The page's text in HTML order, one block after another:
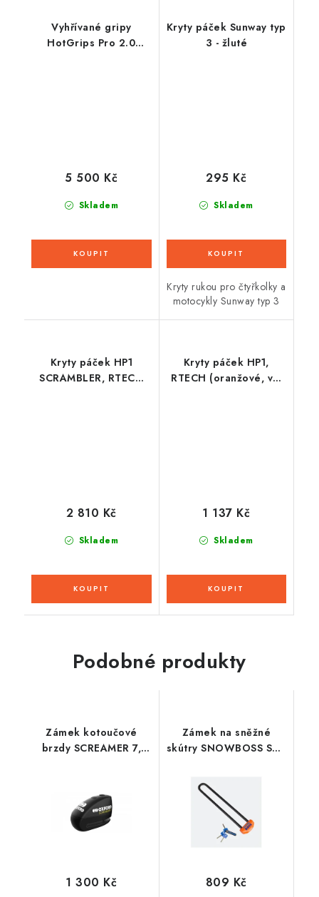
Vyhřívané gripy
HotGrips Pro 2.0
Skladem
5 500 Kč
Kryty páček Sunway typ
3 - žluté
Skladem
295 Kč
Kryty rukou pro čtyřkolky a
motocykly Sunway typ 3
Kryty páček HP1
SCRAMBLER, RTECH
Skladem
2 810 Kč
Kryty páček HP1,
RTECH (oranžové, vč.
Skladem
1 137 Kč
Podobné produkty
Zámek kotoučové
brzdy SCREAMER 7,
průměr čepu 7 mm)
1 300 Kč
Zámek na sněžné
skútry SNOWBOSS SSF,
sada bez držáku na
zámek, průměr čepu 15
mm, pro š. pásu do
520 mm)
809 Kč